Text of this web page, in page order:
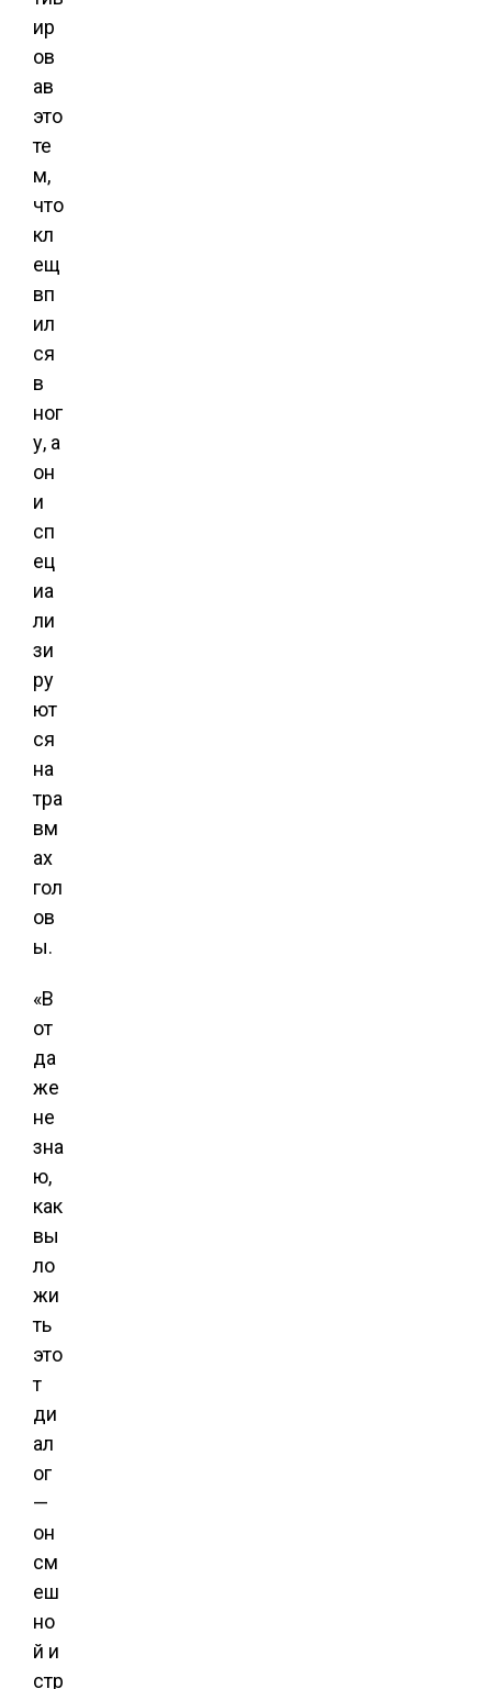
ир
ов
ав
это
те
м,
что
кл
ещ
вп
ил
ся
в
ног
у, а
он
и
сп
ец
иа
ли
зи
ру
ют
ся
на
тра
вм
ах
гол
ов
ы.
«В
от
да
же
не
зна
ю,
как
вы
ло
жи
ть
это
т
ди
ал
ог
—
он
см
еш
но
й и
стр